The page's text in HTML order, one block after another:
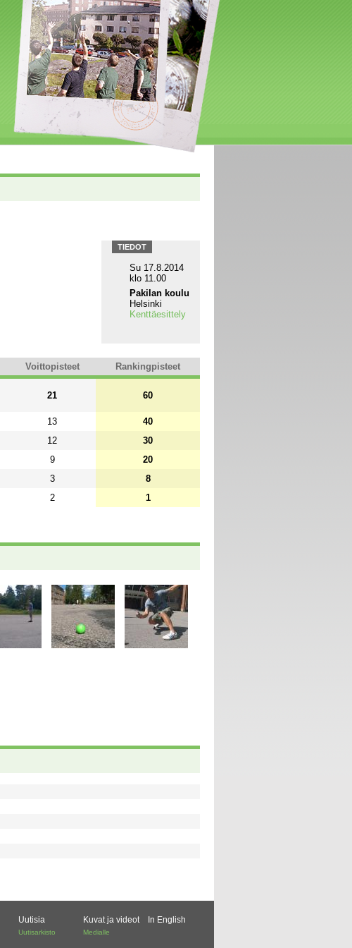
TIEDOT
Su 17.8.2014
klo 11.00
Pakilan koulu
Helsinki
Kenttäesittely
Voittopisteet Rankingpisteet
21 60
13
40
12
30
9
20
3
8
2 1
Uutisia
Uutisarkisto
Kuvat ja videot
Medialle
In English